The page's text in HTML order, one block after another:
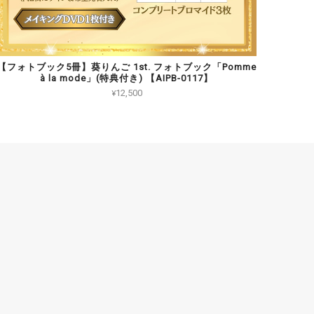
フォトブック5冊】葵りんご 1st. フォトブック「Pomme
à la mode」(特典付き) 【AIPB-0117】
¥12,500